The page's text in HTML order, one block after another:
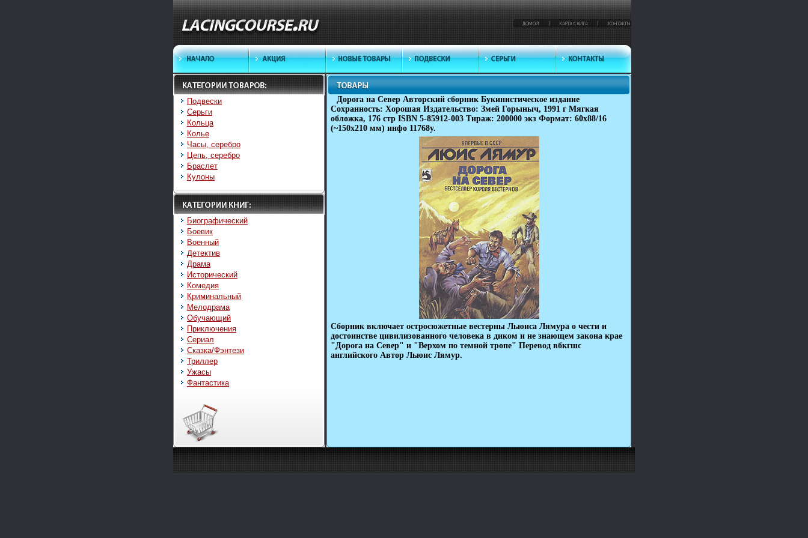
Подвески
Серьги
Кольца
Колье
Часы, серебро
Цепь, серебро
Браслет
Кулоны
Биографический
Боевик
Военный
Детектив
Драма
Исторический
Комедия
Криминальный
Мелодрама
Обучающий
Приключения
Сериал
Сказка/Фэнтези
Триллер
Ужасы
Фантастика
Дорога на Север Авторский сборник Букинистическое издание
Сохранность: Хорошая Издательство: Змей Горыныч, 1991 г Мягкая
обложка, 176 стр ISBN 5-85912-003 Тираж: 200000 экз Формат: 60x88/16
(~150x210 мм) инфо 11768y.
Сборник включает остросюжетные вестерны Льюиса Лямура о чести и
достоинстве цивилизованного человека в диком и не знающем закона крае
"Дорога на Север" и "Верхом по темной тропе" Перевод вбкгшс
английского Автор Льюис Лямур.